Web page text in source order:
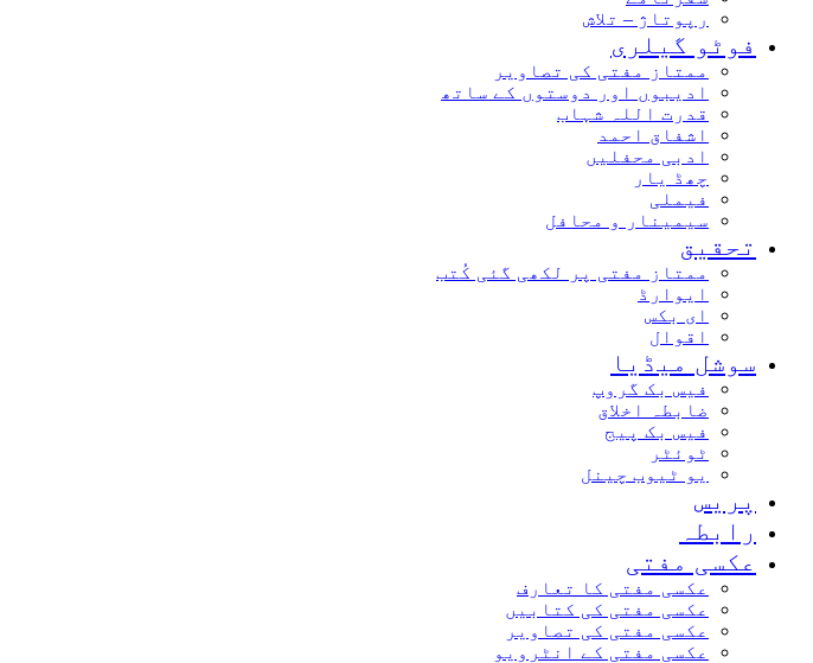
رپوتاژ – تلاش
فوٹو گیلری
ممتاز مفتی کی تصاویر
ادیبوں اور دوستوں کے ساتھ
قدرت اللہ شہاب
اشفاق احمد
ادبی محفلیں
چھڈ یار
فیملی
سیمینار و محافل
تحقیق
ممتاز مفتی پر لکھی گئی کُتب
ایوارڈ
ای بکس
اقوال
سوشل میڈیا
فیس بک گروپ
ضابطہ اخلاق
فیس بک پیج
ٹوئٹر
یو ٹیوب چینل
پریس
رابطہ
عکسی مفتی
عکسی مفتی کا تعارف
عکسی مفتی کی کتابیں
عکسی مفتی کی تصاویر
عکسی مفتی کے انٹرویو